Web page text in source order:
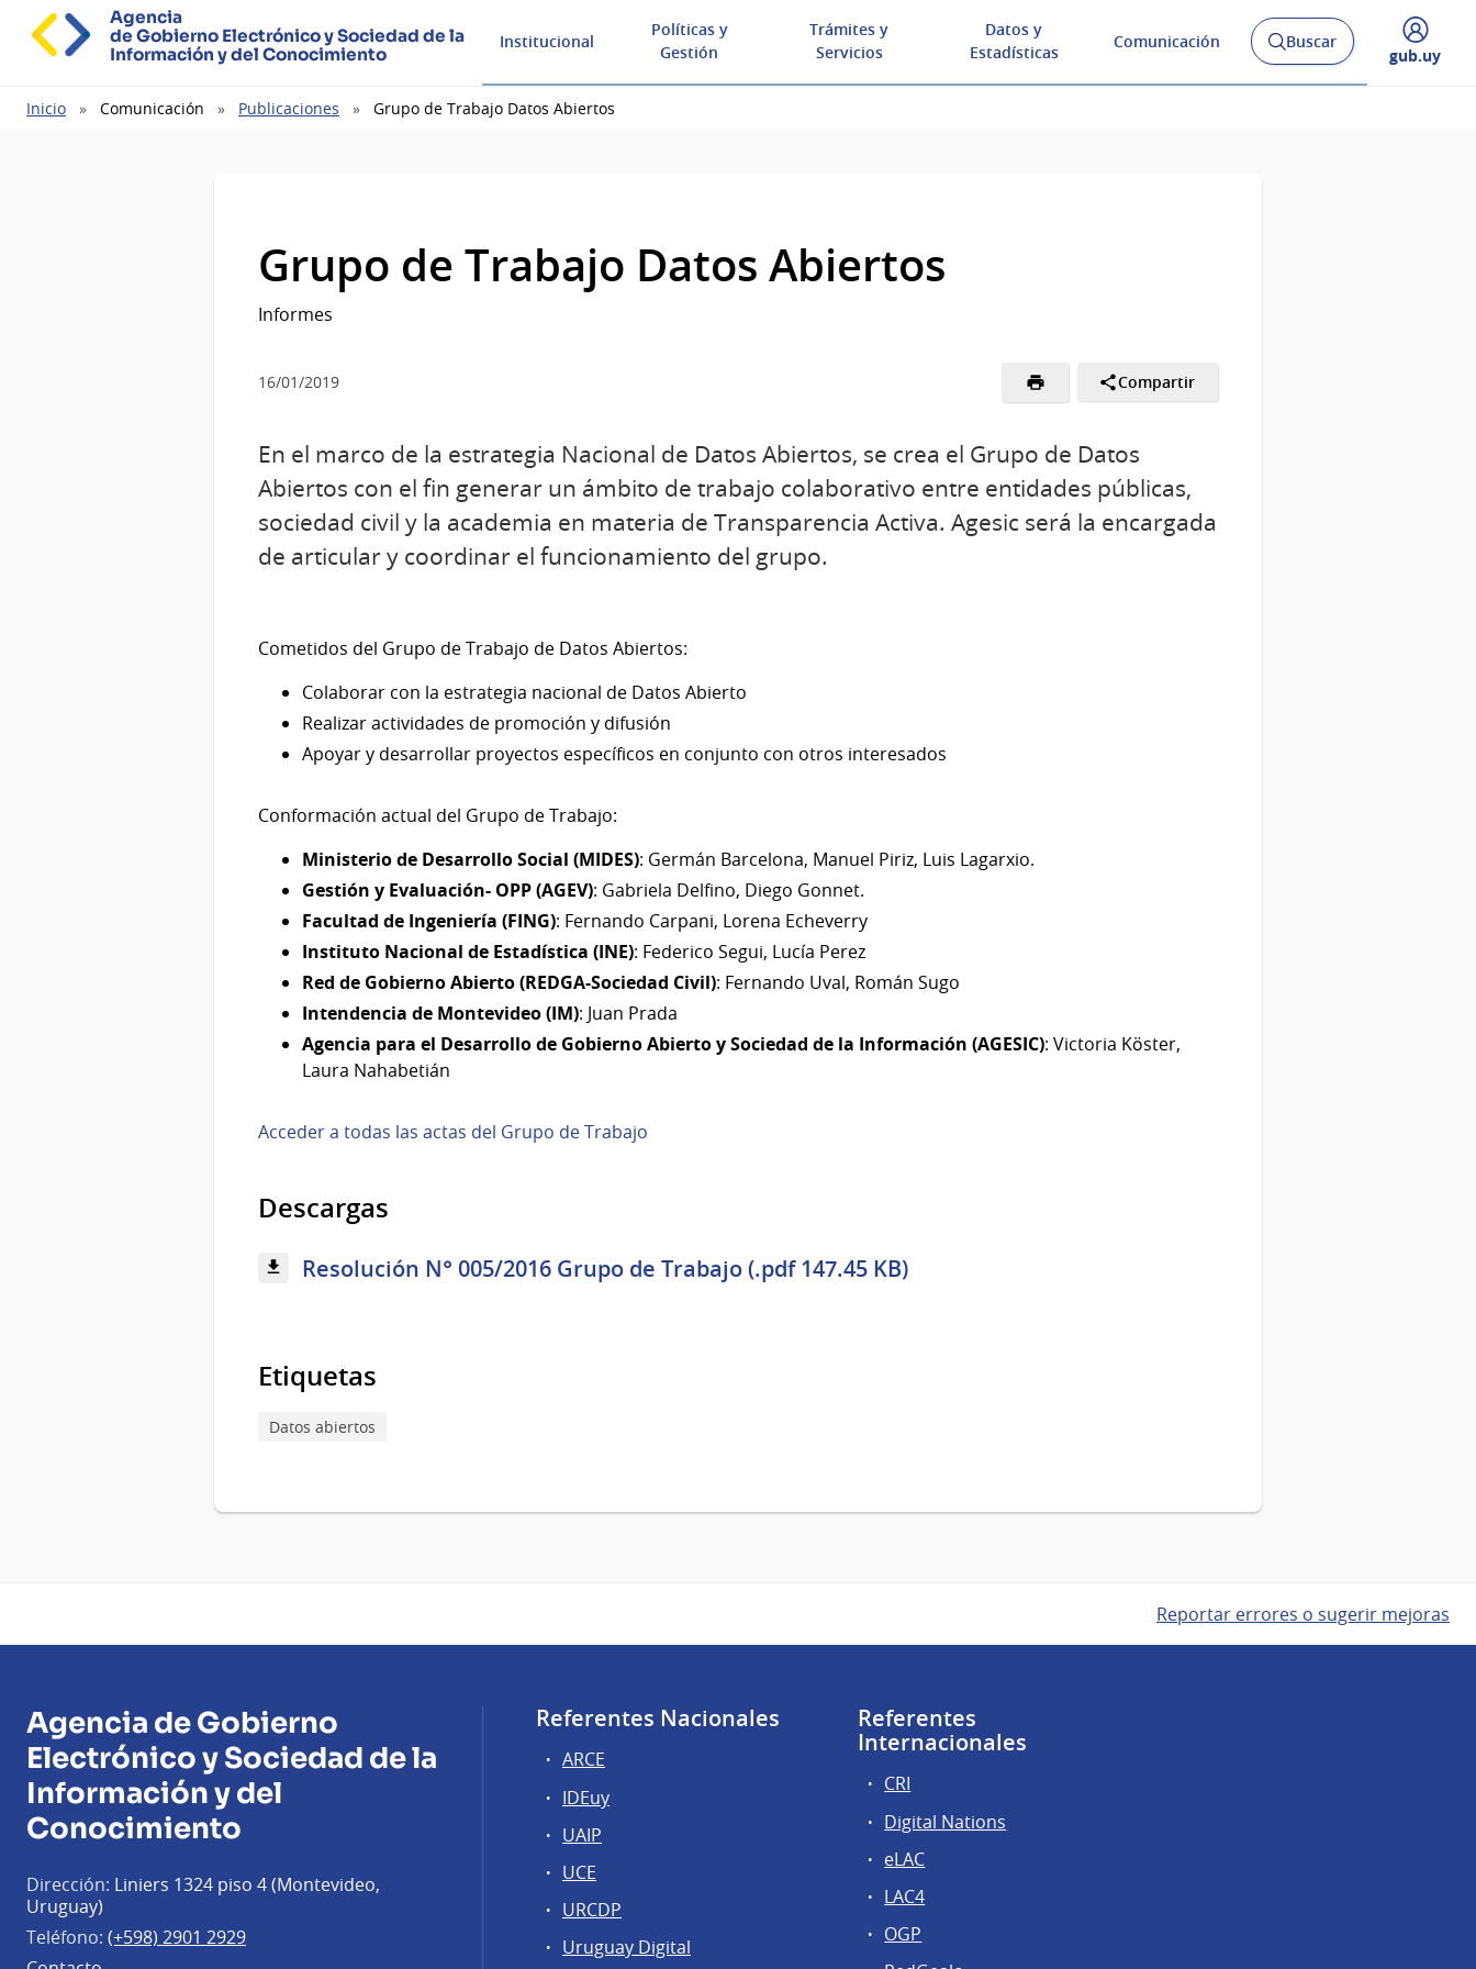
Agencia
de Gobierno Electrónico y Sociedad de la
Información y del Conocimiento
Institucional
Políticas y
Gestión
Trámites y
Servicios
Datos y
Estadísticas
Comunicación
AbrirBuscar
Desplegar
gub.uy
Ruta
Inicio Comunicación Publicaciones Grupo de Trabajo Datos Abiertos
Grupo de Trabajo Datos Abiertos
Informes
16/01/2019 Compartir
En el marco de la estrategia Nacional de Datos Abiertos, se crea el Grupo de Datos
Abiertos con el fin generar un ámbito de trabajo colaborativo entre entidades públicas,
sociedad civil y la academia en materia de Transparencia Activa. Agesic será la encargada
de articular y coordinar el funcionamiento del grupo.
Cometidos del Grupo de Trabajo de Datos Abiertos:
Colaborar con la estrategia nacional de Datos Abierto
Realizar actividades de promoción y difusión
Apoyar y desarrollar proyectos específicos en conjunto con otros interesados
Conformación actual del Grupo de Trabajo:
Ministerio de Desarrollo Social (MIDES): Germán Barcelona, Manuel Piriz, Luis Lagarxio.
Gestión y Evaluación- OPP (AGEV): Gabriela Delfino, Diego Gonnet.
Facultad de Ingeniería (FING): Fernando Carpani, Lorena Echeverry
Instituto Nacional de Estadística (INE): Federico Segui, Lucía Perez
Red de Gobierno Abierto (REDGA-Sociedad Civil): Fernando Uval, Román Sugo
Intendencia de Montevideo (IM): Juan Prada
Agencia para el Desarrollo de Gobierno Abierto y Sociedad de la Información (AGESIC): Victoria Köster,
Laura Nahabetián
Acceder a todas las actas del Grupo de Trabajo
Descargas
Resolución N° 005/2016 Grupo de Trabajo (.pdf 147.45 KB)
Etiquetas
Datos abiertos
Reportar errores o sugerir mejoras
Agencia de Gobierno
Electrónico y Sociedad de la
Información y del
Conocimiento
Dirección: Liniers 1324 piso 4 (Montevideo,
Uruguay)
Teléfono: (+598) 2901 2929
Referentes Nacionales
ARCE
IDEuy
UAIP
UCE
URCDP
Uruguay Digital
Referentes
Internacionales
CRI
Digital Nations
eLAC
LAC4
OGP